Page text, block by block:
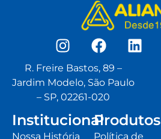
R. Freire Bastos, 89 –
Jardim Modelo, São Paulo
– SP, 02261-020
Institucional
Nossa História
Produtos
Política de